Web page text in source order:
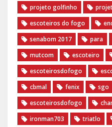
projeto golfinho
escoteiros do fogo
senabom 2017
para
mutcom
escoteiro
escoteirosdofogo
cbmal
fenix sgo
escoteirosdofogo
ironman703
triatlo